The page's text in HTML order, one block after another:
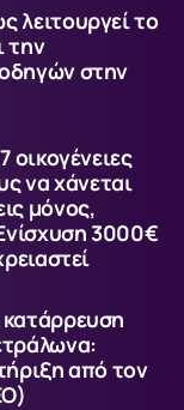
λειτουργεί το
την
στην
οικογένειες
να χάνεται
μόνος,
3000€
από τον